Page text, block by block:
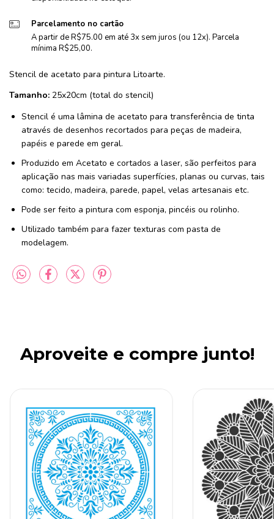
Parcelamento no cartão
A partir de R$75.00 em até 3x sem juros (ou 12x). Parcela
mínima R$25,00.
Stencil de acetato para pintura Litoarte.
Tamanho: 25x20cm (total do stencil)
Stencil é uma lâmina de acetato para transferência de tinta
através de desenhos recortados para peças de madeira,
papéis e parede em geral.
Produzido em Acetato e cortados a laser, são perfeitos para
aplicação nas mais variadas superfícies, planas ou curvas, tais
como: tecido, madeira, parede, papel, velas artesanais etc.
Pode ser feito a pintura com esponja, pincéis ou rolinho.
Utilizado também para fazer texturas com pasta de
modelagem.
Aproveite e compre junto!